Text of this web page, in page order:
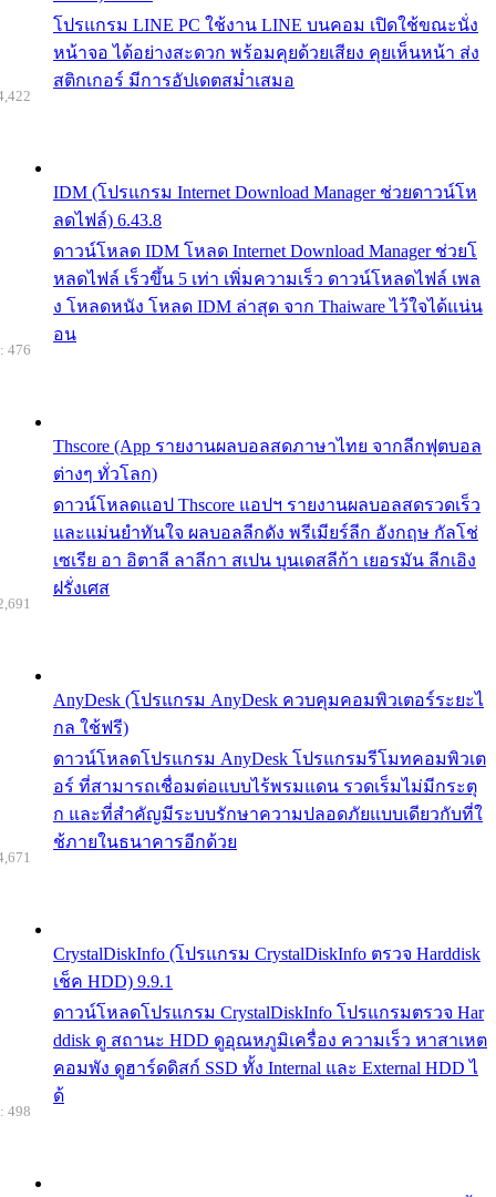
โปรแกรม LINE PC ใช้งาน LINE บนคอม เปิดใช้ขณะนั่ง
หน้าจอ ได้อย่างสะดวก พร้อมคุยด้วยเสียง คุยเห็นหน้า ส่ง
สติกเกอร์ มีการอัปเดตสม่ำเสมอ
IDM (โปรแกรม Internet Download Manager ช่วยดาวน์โห
ลดไฟล์) 6.43.8
ดาวน์โหลด IDM โหลด Internet Download Manager ช่วยโ
หลดไฟล์ เร็วขึ้น 5 เท่า เพิ่มความเร็ว ดาวน์โหลดไฟล์ เพล
ง โหลดหนัง โหลด IDM ล่าสุด จาก Thaiware ไว้ใจได้แน่น
อน
Thscore (App รายงานผลบอลสดภาษาไทย จากลีกฟุตบอล
ต่างๆ ทั่วโลก)
ดาวน์โหลดแอป Thscore แอปฯ รายงานผลบอลสดรวดเร็ว
และแม่นยำทันใจ ผลบอลลีกดัง พรีเมียร์ลีก อังกฤษ กัลโช่
เซเรีย อา อิตาลี ลาลีกา สเปน บุนเดสลีก้า เยอรมัน ลีกเอิง
ฝรั่งเศส
476
AnyDesk (โปรแกรม AnyDesk ควบคุมคอมพิวเตอร์ระยะไ
กล ใช้ฟรี)
ดาวน์โหลดโปรแกรม AnyDesk โปรแกรมรีโมทคอมพิวเต
อร์ ที่สามารถเชื่อมต่อแบบไร้พรมแดน รวดเร็มไม่มีกระตุ
ก และที่สำคัญมีระบบรักษาความปลอดภัยแบบเดียวกับที่ใ
ช้ภายในธนาคารอีกด้วย
CrystalDiskInfo (โปรแกรม CrystalDiskInfo ตรวจ Harddisk
เช็ค HDD) 9.9.1
ดาวน์โหลดโปรแกรม CrystalDiskInfo โปรแกรมตรวจ Har
ddisk ดู สถานะ HDD ดูอุณหภูมิเครื่อง ความเร็ว หาสาเหต
คอมพัง ดูฮาร์ดดิสก์ SSD ทั้ง Internal และ External HDD ไ
ด้
498